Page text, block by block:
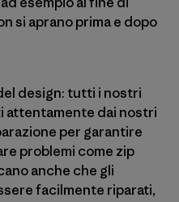
si aprano prima e dopo
design: tutti i nostri
attentamente dai nostri
per garantire
problemi come zip
anche che gli
facilmente riparati,